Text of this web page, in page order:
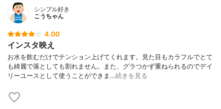
シンプル好き
こうちゃん
4.00
インスタ映え
お水を飲むだけでテンション上げてくれます。見た目もカラフルでとて
も綺麗で落としても割れません。また、グラつかず重ねられるのでデイ
リーユースとして使うことができま…続きを見る